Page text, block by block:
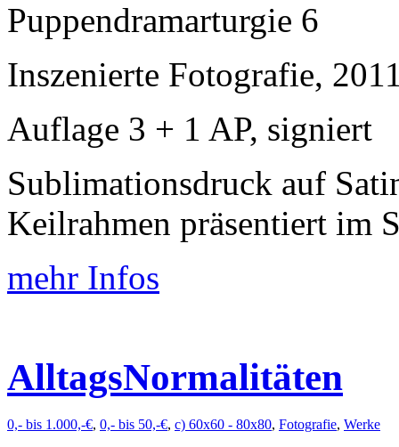
Puppendramarturgie 6
Inszenierte Fotografie,
Auflage 3 + 1 AP, signiert
Sublimationsdruck auf
Keilrahmen präsentiert im
mehr Infos
AlltagsNormalitäten
0,- bis 1.000,-€, 0,- bis 50,-€, c) 60x60 - 80x80, Fotografie, Werke